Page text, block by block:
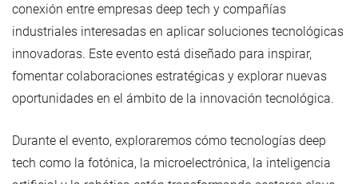
conexión entre empresas deep tech y compañías
industriales interesadas en aplicar soluciones tecnológicas
innovadoras. Este evento está diseñado para inspirar,
fomentar colaboraciones estratégicas y explorar nuevas
oportunidades en el ámbito de la innovación tecnológica.
Durante el evento, exploraremos cómo tecnologías deep
tech como la fotónica, la microelectrónica, la inteligencia